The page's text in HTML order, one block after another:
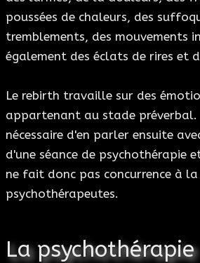
poussées de chaleurs, des
tremblements, des mouvements
également des éclats de rires et
Le rebirth travaille sur des
appartenant au stade préverbal.
nécessaire d'en parler ensuite
d'une séance de psychothérapie
ne fait donc pas concurrence à
psychothérapeutes.
La psychothérapie